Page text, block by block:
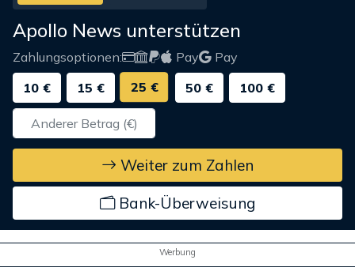
Apollo News unterstützen
Zahlungsoptionen: Pay
Pay
10 €
15 € 25 € 50 € 100 €
Weiter zum Zahlen
Bank-Überweisung
Werbung